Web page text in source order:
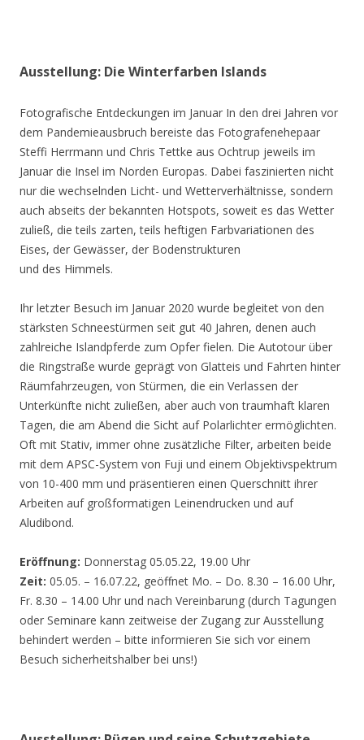
Ausstellung: Die Winterfarben Islands
Fotografische Entdeckungen im Januar In den drei Jahren vor
dem Pandemieausbruch bereiste das Fotografenehepaar
Steffi Herrmann und Chris Tettke aus Ochtrup jeweils im
Januar die Insel im Norden Europas. Dabei faszinierten nicht
nur die wechselnden Licht- und Wetterverhältnisse, sondern
auch abseits der bekannten Hotspots, soweit es das Wetter
zuließ, die teils zarten, teils heftigen Farbvariationen des
Eises, der Gewässer, der Bodenstrukturen
und des Himmels.
Ihr letzter Besuch im Januar 2020 wurde begleitet von den
stärksten Schneestürmen seit gut 40 Jahren, denen auch
zahlreiche Islandpferde zum Opfer fielen. Die Autotour über
die Ringstraße wurde geprägt von Glatteis und Fahrten hinter
Räumfahrzeugen, von Stürmen, die ein Verlassen der
Unterkünfte nicht zuließen, aber auch von traumhaft klaren
Tagen, die am Abend die Sicht auf Polarlichter ermöglichten.
Oft mit Stativ, immer ohne zusätzliche Filter, arbeiten beide
mit dem APSC-System von Fuji und einem Objektivspektrum
von 10-400 mm und präsentieren einen Querschnitt ihrer
Arbeiten auf großformatigen Leinendrucken und auf
Aludibond.
Eröffnung: Donnerstag 05.05.22, 19.00 Uhr
Zeit: 05.05. – 16.07.22, geöffnet Mo. – Do. 8.30 – 16.00 Uhr,
Fr. 8.30 – 14.00 Uhr und nach Vereinbarung (durch Tagungen
oder Seminare kann zeitweise der Zugang zur Ausstellung
behindert werden – bitte informieren Sie sich vor einem
Besuch sicherheitshalber bei uns!)